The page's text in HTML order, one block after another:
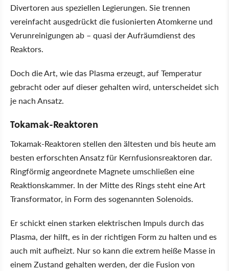
Divertoren aus speziellen Legierungen. Sie trennen
vereinfacht ausgedrückt die fusionierten Atomkerne und
Verunreinigungen ab – quasi der Aufräumdienst des
Reaktors.
Doch die Art, wie das Plasma erzeugt, auf Temperatur
gebracht oder auf dieser gehalten wird, unterscheidet sich
je nach Ansatz.
Tokamak-Reaktoren
Tokamak-Reaktoren stellen den ältesten und bis heute am
besten erforschten Ansatz für Kernfusionsreaktoren dar.
Ringförmig angeordnete Magnete umschließen eine
Reaktionskammer. In der Mitte des Rings steht eine Art
Transformator, in Form des sogenannten Solenoids.
Er schickt einen starken elektrischen Impuls durch das
Plasma, der hilft, es in der richtigen Form zu halten und es
auch mit aufheizt. Nur so kann die extrem heiße Masse in
einem Zustand gehalten werden, der die Fusion von